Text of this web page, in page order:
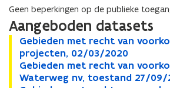
Geen beperkingen op de publieke
Aangeboden datasets
G
e
b
i
Gebieden met recht van
projecten, 02/03/2020
G
e
b
i
G
e
Gebieden met recht van
Waterweg nv, toestand 27/09/
G
e